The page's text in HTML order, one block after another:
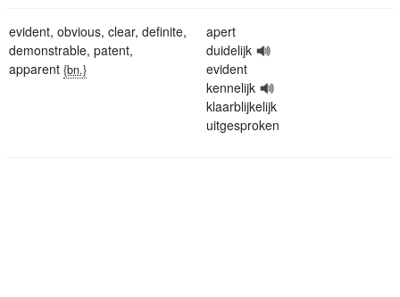
evident, obvious, clear, definite,
demonstrable, patent,
apparent {bn.}
apert
duidelijk
evident
kennelijk
klaarblijkelijk
uitgesproken